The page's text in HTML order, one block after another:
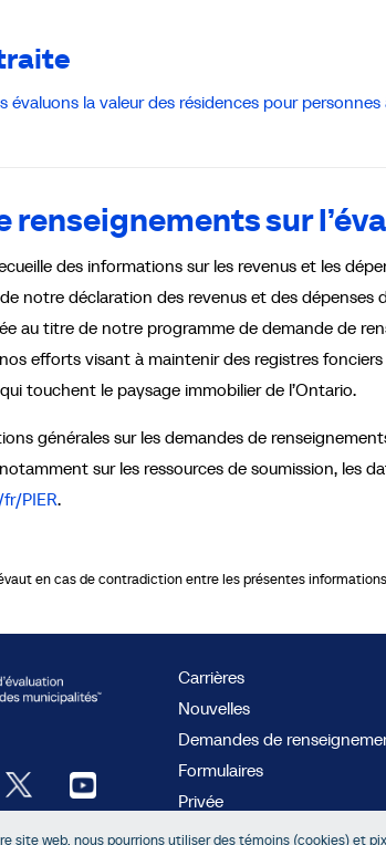
site web, nous pourrions utiliser des témoins (cookies) et
évaluons la valeur des résidences pour personnes
renseignements sur
des informations sur les revenus et les
notre déclaration des revenus et des dépenses
au titre de notre programme de demande de
efforts visant à maintenir des registres
touchent le paysage immobilier de l’Ontario.
générales sur les demandes de
sur les ressources de soumission, les
PIER.
en cas de contradiction entre les présentes
Carrières
Nouvelles
Demandes de
Formulaires
Privée
Accessibilité